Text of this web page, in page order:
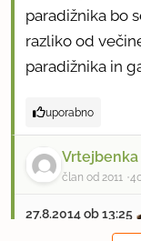
paradižnika bo
razliko od
paradižnika in
uporabno
Vrtejbenka
član od 2011
27.8.2014 ob 13:25